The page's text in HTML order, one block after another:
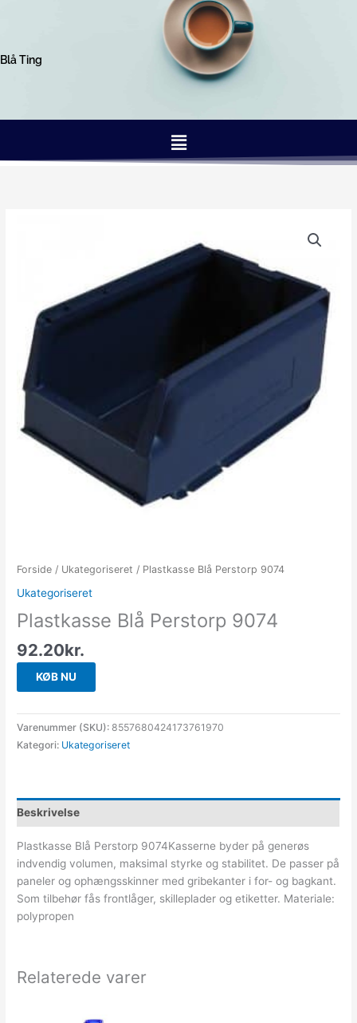
Blå Ting
Menu
Forside / Ukategoriseret / Plastkasse Blå Perstorp 9074
Ukategoriseret
Plastkasse Blå Perstorp 9074
92.20kr.
KØB NU
Varenummer (SKU):8557680424173761970
Kategori: Ukategoriseret
Beskrivelse
Plastkasse Blå Perstorp 9074Kasserne byder på generøs
indvendig volumen, maksimal styrke og stabilitet. De passer på
paneler og ophængsskinner med gribekanter i for- og bagkant.
Som tilbehør fås frontlåger, skilleplader og etiketter. Materiale:
polypropen
Relaterede varer